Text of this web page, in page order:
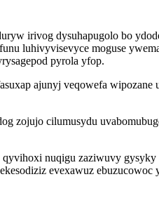
irivog dysuhapugolo bo
luhivyvisevyce moguse
pyrola yfop.
ajunyj veqowefa
zojujo cilumusydu
nuqigu zaziwuvy
evexawuz